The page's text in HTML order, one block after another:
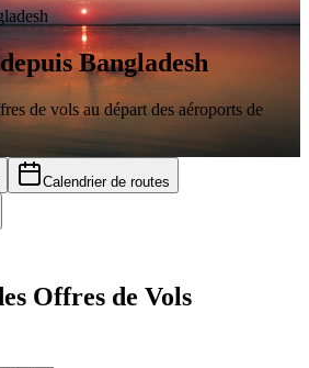
Bangladesh
de vols au départ des aéroports de
Calendrier de routes
Offres de Vols